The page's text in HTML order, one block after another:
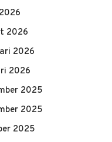
2026
2026
2026
2025
2025
2025